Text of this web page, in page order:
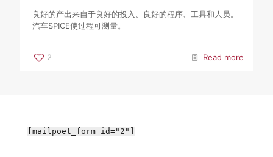
良好的产出来自于良好的投入、良好的程序、工具和人员。
汽车SPICE使过程可测量。
2 Read more
[mailpoet_form id="2"]